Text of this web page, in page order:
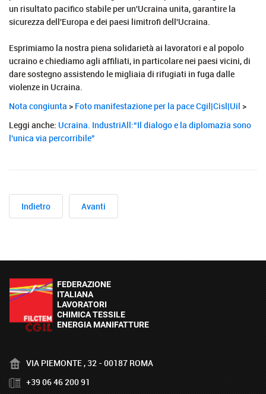
un risultato pacifico stabile per un'Ucraina unita, garantire la
sicurezza dell'Europa e dei paesi limitrofi dell'Ucraina.
Esprimiamo la nostra piena solidarietà ai lavoratori e al popolo
ucraino e chiediamo agli affiliati, in particolare nei paesi vicini, di
dare sostegno assistendo le migliaia di rifugiati in fuga dalle
violenze in Ucraina.
Nota congiunta > Foto manifestazione per la pace Cgil|Cisl|Uil >
Leggi anche: Ucraina. IndustriAll:“Il dialogo e la diplomazia sono
l'unica via percorribile”
Indietro Avanti
VIA PIEMONTE , 32 - 00187 ROMA
+39 06 46 200 91